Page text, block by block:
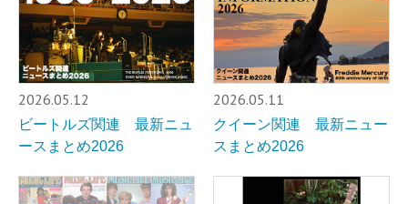
2026.05.12
ビートルズ関連 最新ニュ
ースまとめ2026
2026.05.11
クイーン関連 最新ニュー
スまとめ2026